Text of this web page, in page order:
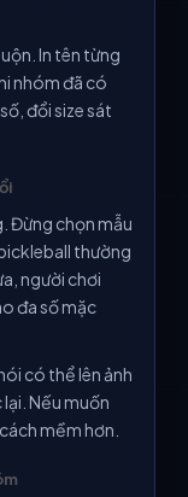
In tên từng
nhóm đã có
đổi size sát
Đừng chọn mẫu
thường
người chơi
đa số mặc
có thể lên ảnh
Nếu muốn
mềm hơn.